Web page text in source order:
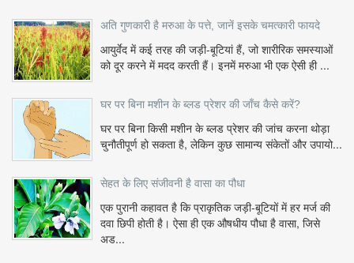
अति गुणकारी है मरुआ के पत्ते, जानें इसके चमत्कारी फायदे
आयुर्वेद में कई तरह की जड़ी-बूटियां हैं, जो शारीरिक समस्याओं
को दूर करने में मदद करती हैं। इनमें मरुआ भी एक ऐसी ही ...
घर पर बिना मशीन के ब्लड प्रेशर की जाँच कैसे करें?
घर पर बिना किसी मशीन के ब्लड प्रेशर की जांच करना थोड़ा
चुनौतीपूर्ण हो सकता है, लेकिन कुछ सामान्य संकेतों और उपायो...
सेहत के लिए संजीवनी है वासा का पौधा
एक पुरानी कहावत है कि प्राकृतिक जड़ी-बूटियों में हर मर्ज की
दवा छिपी होती है। ऐसा ही एक औषधीय पौधा है वासा, जिसे
अड...